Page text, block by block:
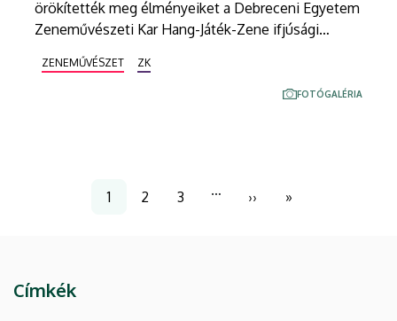
örökítették meg élményeiket a Debreceni Egyetem
Zeneművészeti Kar Hang-Játék-Zene ifjúsági
A beküldött pályaművekből kiállítás nyílt a kar
ZENEMŰVÉSZET ZK
FOTÓGALÉRIA
Oldalszámozás
Jelenlegi
1
Page
2
Page
3
…
Következő
››
Utolsó
»
Címkék